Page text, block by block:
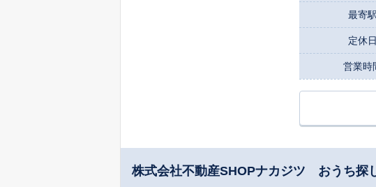
最寄駅
定休日
営業時
株式会社不動産SHOPナカジツ おうち探